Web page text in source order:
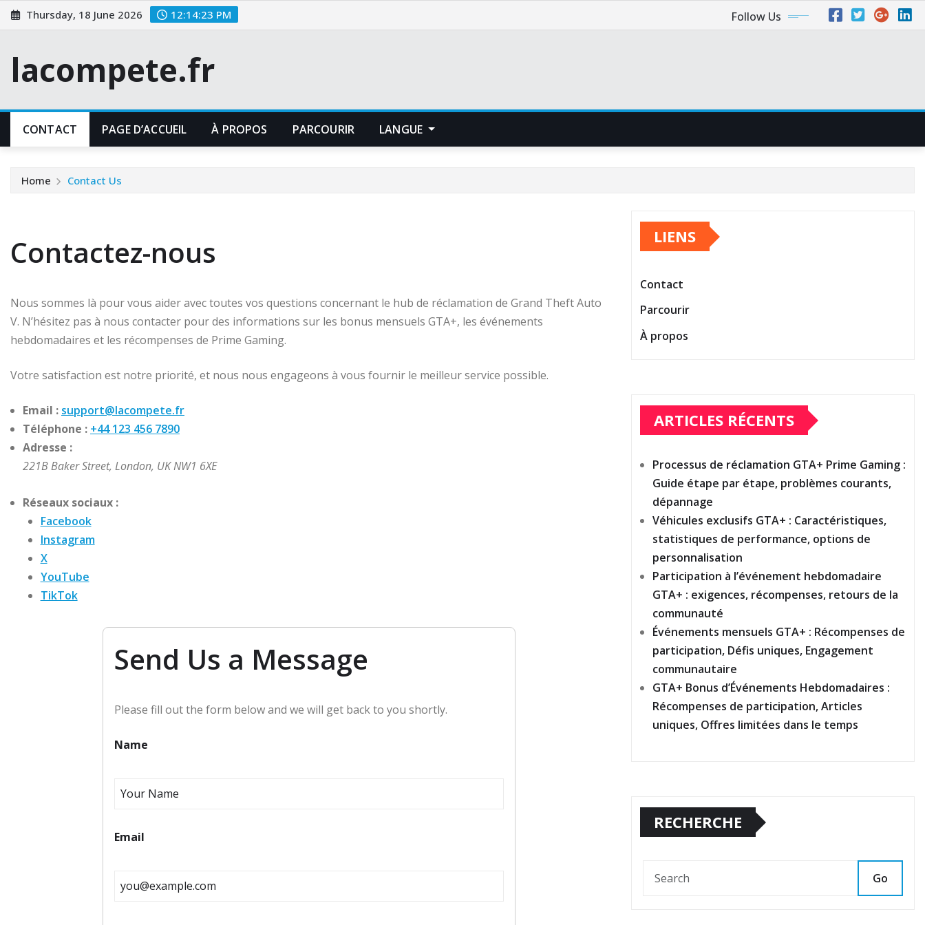
Skip
to
Thursday, 18 June 2026 12:14:24 PM Follow Us
lacompete.fr
CONTACT PAGE D’ACCUEIL À PROPOS PARCOURIR LANGUE
Home Contact Us
Contactez-nous
Nous sommes là pour vous aider avec toutes vos questions concernant le hub de réclamation de Grand Theft Auto
V. N’hésitez pas à nous contacter pour des informations sur les bonus mensuels GTA+, les événements
hebdomadaires et les récompenses de Prime Gaming.
Votre satisfaction est notre priorité, et nous nous engageons à vous fournir le meilleur service possible.
Email : support@lacompete.fr
Téléphone : +44 123 456 7890
Adresse :
221B Baker Street, London, UK NW1 6XE
Réseaux sociaux :
Facebook
Instagram
X
YouTube
TikTok
Send Us a Message
Please fill out the form below and we will get back to you shortly.
Name
Email
LIENS
Contact
Parcourir
À propos
ARTICLES RÉCENTS
Processus de réclamation GTA+ Prime Gaming :
Guide étape par étape, problèmes courants,
dépannage
Véhicules exclusifs GTA+ : Caractéristiques,
statistiques de performance, options de
personnalisation
Participation à l’événement hebdomadaire
GTA+ : exigences, récompenses, retours de la
communauté
Événements mensuels GTA+ : Récompenses de
participation, Défis uniques, Engagement
communautaire
GTA+ Bonus d’Événements Hebdomadaires :
Récompenses de participation, Articles
uniques, Offres limitées dans le temps
RECHERCHE
Go